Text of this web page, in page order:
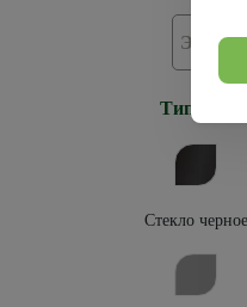
Эко-
Тип
Стекло черное